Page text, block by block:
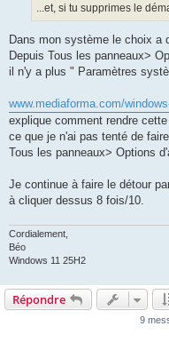
...et, si tu supprimes le
Dans mon système le choix a
Depuis Tous les panneaux>
il n'y a plus " Paramètres
www.mediaforma.com/
explique comment rendre
ce que je n'ai pas tenté de
Tous les panneaux> Options
Je continue à faire le détour
à cliquer dessus 8 fois/10.
Cordialement,
Béo
Windows 11 25H2
Répondre
9